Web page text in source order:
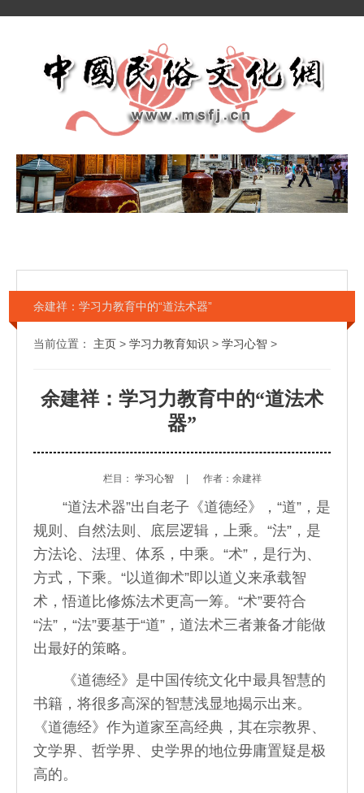
余建祥：学习力教育中的“道法术器”
当前位置： 主页 > 学习力教育知识 > 学习心智 >
余建祥：学习力教育中的“道法术
器”
栏目： 学习心智| 作者：余建祥
“道法术器”出自老子《道德经》，“道”，是
规则、自然法则、底层逻辑，上乘。“法”，是
方法论、法理、体系，中乘。“术”，是行为、
方式，下乘。“以道御术”即以道义来承载智
术，悟道比修炼法术更高一筹。“术”要符合
“法”，“法”要基于“道”，道法术三者兼备才能做
出最好的策略。
《道德经》是中国传统文化中最具智慧的
书籍，将很多高深的智慧浅显地揭示出来。
《道德经》作为道家至高经典，其在宗教界、
文学界、哲学界、史学界的地位毋庸置疑是极
高的。